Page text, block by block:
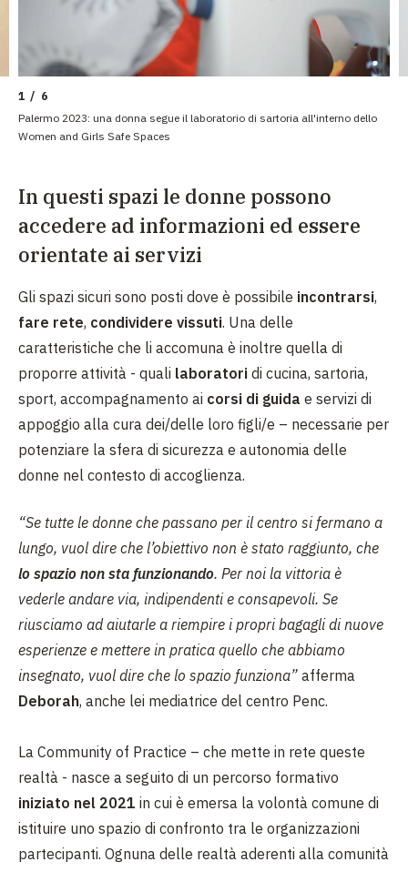
1 / 6
Palermo 2023: una donna segue il laboratorio di sartoria all'interno dello
Women and Girls Safe Spaces
In questi spazi le donne possono
accedere ad informazioni ed essere
orientate ai servizi
Gli spazi sicuri sono posti dove è possibile incontrarsi,
fare rete, condividere vissuti. Una delle
caratteristiche che li accomuna è inoltre quella di
proporre attività - quali laboratori di cucina, sartoria,
sport, accompagnamento ai corsi di guida e servizi di
appoggio alla cura dei/delle loro figli/e – necessarie per
potenziare la sfera di sicurezza e autonomia delle
donne nel contesto di accoglienza.
“Se tutte le donne che passano per il centro si fermano a
lungo, vuol dire che l’obiettivo non è stato raggiunto, che
lo spazio non sta funzionando. Per noi la vittoria è
vederle andare via, indipendenti e consapevoli. Se
riusciamo ad aiutarle a riempire i propri bagagli di nuove
esperienze e mettere in pratica quello che abbiamo
insegnato, vuol dire che lo spazio funziona” afferma
Deborah, anche lei mediatrice del centro Penc.
La Community of Practice – che mette in rete queste
realtà - nasce a seguito di un percorso formativo
iniziato nel 2021 in cui è emersa la volontà comune di
istituire uno spazio di confronto tra le organizzazioni
partecipanti. Ognuna delle realtà aderenti alla comunità